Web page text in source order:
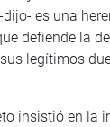
dijo- es una
defiende la
legítimos
insistió en